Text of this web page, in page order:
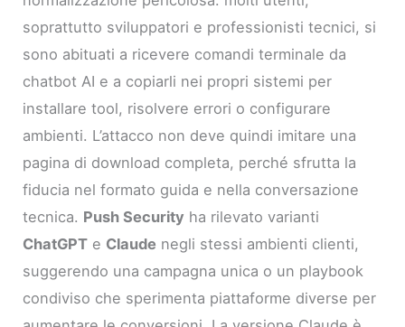
soprattutto sviluppatori e professionisti tecnici, si
sono abituati a ricevere comandi terminale da
chatbot AI e a copiarli nei propri sistemi per
installare tool, risolvere errori o configurare
ambienti. L’attacco non deve quindi imitare una
pagina di download completa, perché sfrutta la
fiducia nel formato guida e nella conversazione
tecnica. Push Security ha rilevato varianti
ChatGPT e Claude negli stessi ambienti clienti,
suggerendo una campagna unica o un playbook
condiviso che sperimenta piattaforme diverse per